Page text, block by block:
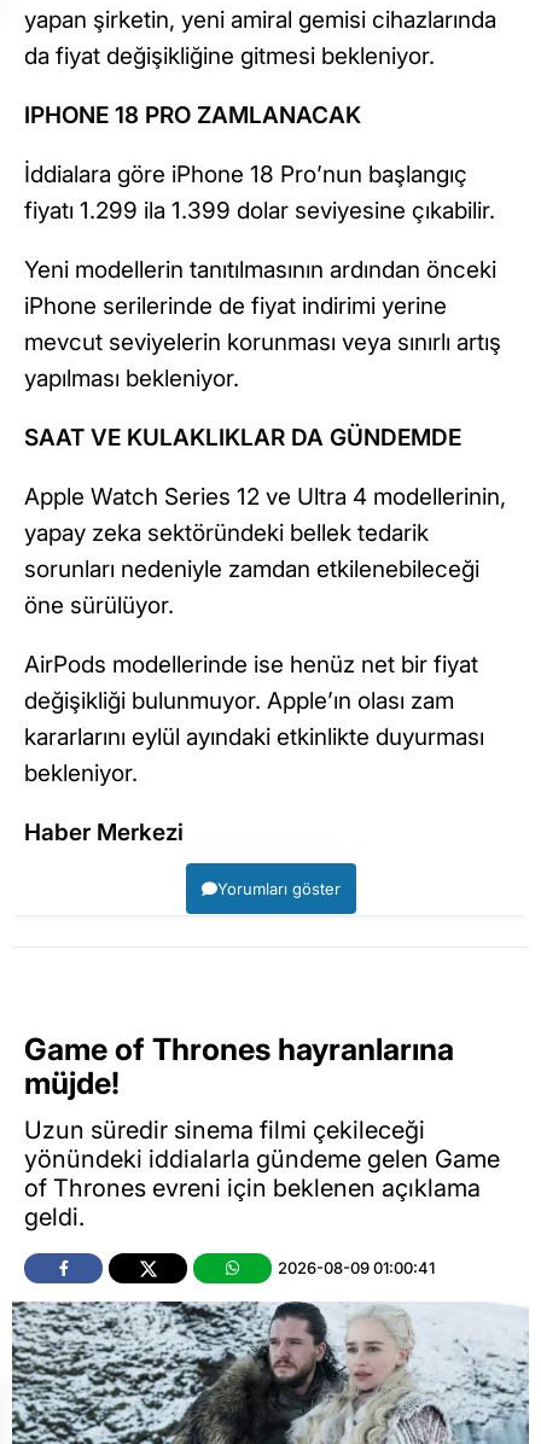
yapan şirketin, yeni amiral gemisi cihazlarında
da fiyat değişikliğine gitmesi bekleniyor.
IPHONE 18 PRO ZAMLANACAK
İddialara göre iPhone 18 Pro’nun başlangıç
fiyatı 1.299 ila 1.399 dolar seviyesine çıkabilir.
Yeni modellerin tanıtılmasının ardından önceki
iPhone serilerinde de fiyat indirimi yerine
mevcut seviyelerin korunması veya sınırlı artış
yapılması bekleniyor.
SAAT VE KULAKLIKLAR DA GÜNDEMDE
Apple Watch Series 12 ve Ultra 4 modellerinin,
yapay zeka sektöründeki bellek tedarik
sorunları nedeniyle zamdan etkilenebileceği
öne sürülüyor.
AirPods modellerinde ise henüz net bir fiyat
değişikliği bulunmuyor. Apple’ın olası zam
kararlarını eylül ayındaki etkinlikte duyurması
bekleniyor.
Haber Merkezi
Yorumları göster
Game of Thrones hayranlarına
müjde!
Uzun süredir sinema filmi çekileceği
yönündeki iddialarla gündeme gelen Game
of Thrones evreni için beklenen açıklama
geldi.
2026-08-09 01:00:41